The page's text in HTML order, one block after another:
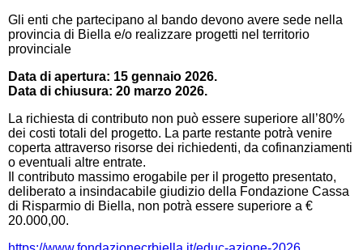
Gli enti che partecipano al bando devono avere sede nella
provincia di Biella e/o realizzare progetti nel territorio
provinciale
Data di apertura: 15 gennaio 2026.
Data di chiusura: 20 marzo 2026.
La richiesta di contributo non può essere superiore all’80%
dei costi totali del progetto. La parte restante potrà venire
coperta attraverso risorse dei richiedenti, da cofinanziamenti
o eventuali altre entrate.
Il contributo massimo erogabile per il progetto presentato,
deliberato a insindacabile giudizio della Fondazione Cassa
di Risparmio di Biella, non potrà essere superiore a €
20.000,00.